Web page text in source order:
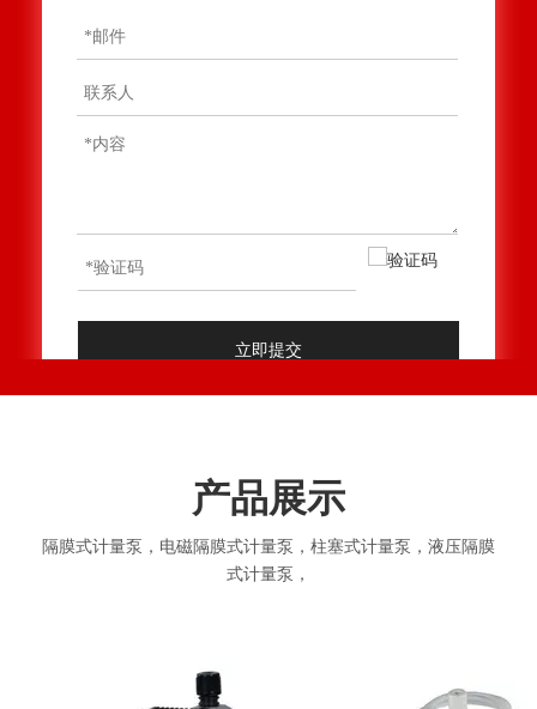
立即提交
产品展示
隔膜式计量泵，电磁隔膜式计量泵，柱塞式计量泵，液压隔膜
式计量泵，